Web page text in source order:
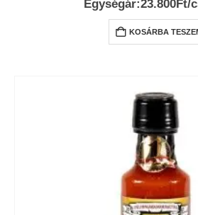
price
was:
25300 Ft.
price
Egységár:23.800Ft/
KOSÁRBA